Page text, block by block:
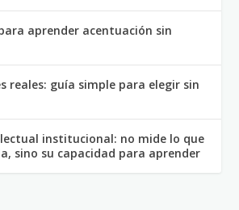
aprender acentuación sin
reales: guía simple para elegir sin
institucional: no mide lo que
sino su capacidad para aprender